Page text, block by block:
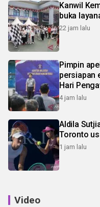
Kanwil
buka
22 jam lalu
Pimpin
persiapan
Hari
4 jam lalu
Aldila
Toronto
1 jam lalu
Video